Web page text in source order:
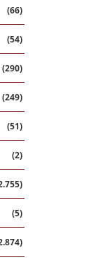
(66)
(54)
(290)
(249)
(51)
(2)
(5)